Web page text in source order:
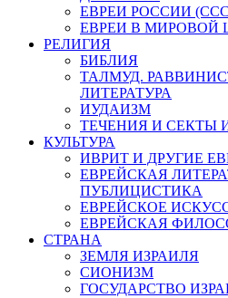
ЕВРЕИ РОССИИ
ЕВРЕИ В МИРОВОЙ
РЕЛИГИЯ
БИБЛИЯ
ТАЛМУД.
ЛИТЕРАТУРА
ИУДАИЗМ
ТЕЧЕНИЯ И СЕКТЫ
КУЛЬТУРА
ИВРИТ И ДРУГИЕ
ЕВРЕЙСКАЯ
ПУБЛИЦИСТИКА
ЕВРЕЙСКОЕ
ЕВРЕЙСКАЯ
СТРАНА
ЗЕМЛЯ ИЗРАИЛЯ
СИОНИЗМ
ГОСУДАРСТВО